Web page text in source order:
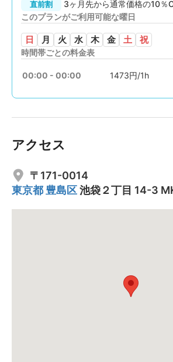
直前割
3ヶ月先から通常価格の10％
このプランがご利用可能な曜日
日 月 火 水 木 金 土 祝
時間帯ごとの料金表
00:00 - 00:00 1473円/1h
アクセス
〒171-0014
東京都 豊島区池袋２丁目 14-3